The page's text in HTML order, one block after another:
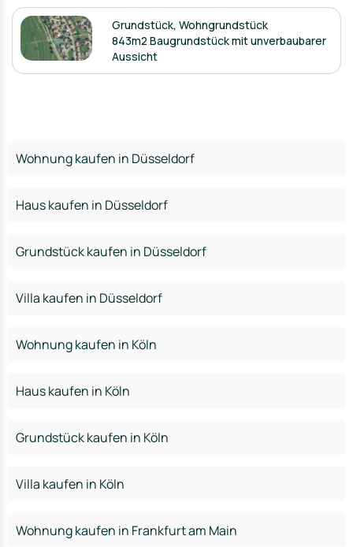
Grundstück,Wohngrundstück
843m2 Baugrundstück mit unverbaubarer
Aussicht
Wohnung kaufen in Düsseldorf
Haus kaufen in Düsseldorf
Grundstück kaufen in Düsseldorf
Villa kaufen in Düsseldorf
Wohnung kaufen in Köln
Haus kaufen in Köln
Grundstück kaufen in Köln
Villa kaufen in Köln
Wohnung kaufen in Frankfurt am Main